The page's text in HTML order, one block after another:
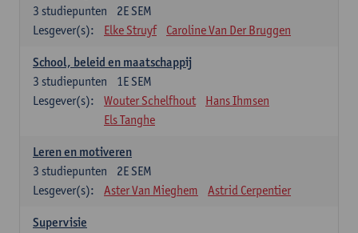
2E SEM
3 studiepunten
Lesgever(s):
Elke Struyf Caroline Van Der Bruggen
School, beleid en maatschappij
1E SEM
3 studiepunten
Lesgever(s):
Wouter Schelfhout
Hans Ihmsen
Els Tanghe
Leren en motiveren
2E SEM
3 studiepunten
Lesgever(s):
Aster Van Mieghem Astrid Cerpentier
Supervisie